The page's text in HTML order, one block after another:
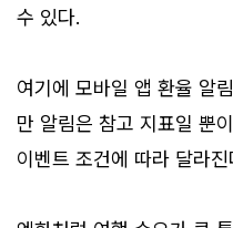
수 있다.
여기에 모바일 앱 환율 알
만 알림은 참고 지표일 뿐
이벤트 조건에 따라 달라진